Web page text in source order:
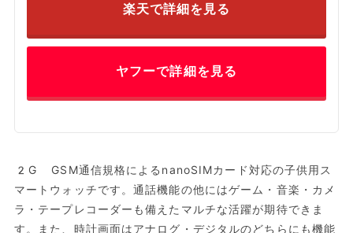
楽天で詳細を見る
ヤフーで詳細を見る
2G GSM通信規格によるnanoSIMカード対応の子供用ス
マートウォッチです。通話機能の他にはゲーム・音楽・カメ
ラ・テープレコーダーも備えたマルチな活躍が期待できま
す。また、時計画面はアナログ・デジタルのどちらにも機能